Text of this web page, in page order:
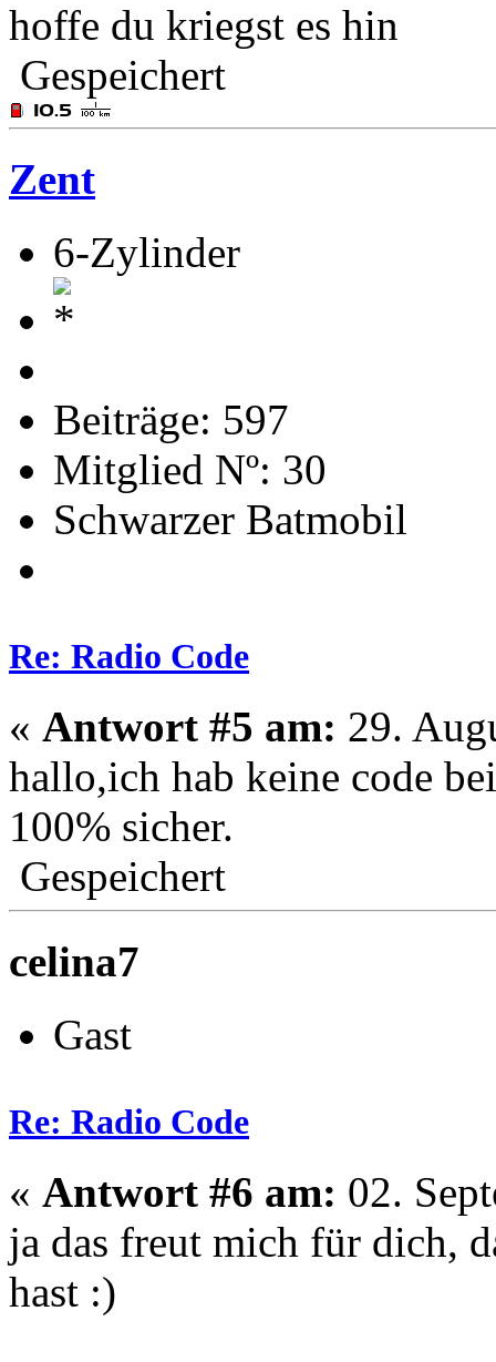
hoffe du kriegst es hin
Gespeichert
Zent
6-Zylinder
Beiträge: 597
Mitglied Nº: 30
Schwarzer Batmobil
Re: Radio Code
« Antwort #5 am: 29.
hallo,ich hab keine code
100% sicher.
Gespeichert
celina7
Gast
Re: Radio Code
« Antwort #6 am: 02.
ja das freut mich für dich,
hast :)